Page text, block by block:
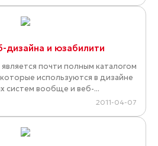
дизайна и юзабилити
почти полным каталогом
используются в дизайне
систем вообще и веб-...
2011-04-07